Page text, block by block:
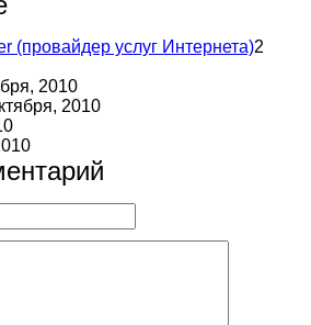
(провайдер услуг Интернета)2
2010
2010